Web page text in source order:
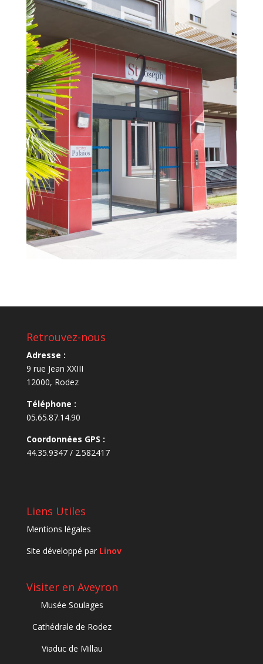
Retrouvez-nous
Adresse :
9 rue Jean XXIII
12000, Rodez
Téléphone :
05.65.87.14.90
Coordonnées GPS :
44.35.9347 / 2.582417
Liens Utiles
Mentions légales
Site développé par Linov
Visiter en Aveyron
Musée Soulages
Cathédrale de Rodez
Viaduc de Millau